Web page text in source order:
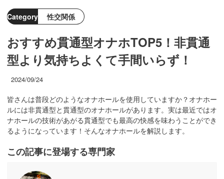
Category 性交関係
おすすめ貫通型オナホTOP5！非貫通
型より気持ちよくて手間いらず！
2024/09/24
皆さんは普段どのようなオナホールを使用していますか？オナホー
ルには非貫通型と貫通型のオナホールがあります。実は最近ではオ
ナホールの技術があがる貫通型でも最高の快感を味わうことができ
るようになっています！そんなオナホールを解説します。
この記事に登場する専門家